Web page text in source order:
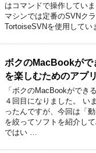
はコマンドで操作してい
マシンでは定番のSVNク
TortoiseSVNを使用して
ボクのMacBookがで
を楽しむためのアプ
「ボクのMacBookができ
４回目になりました。 い
ったんですが、今回は「
を絞ってソフトを紹介し
ではい …